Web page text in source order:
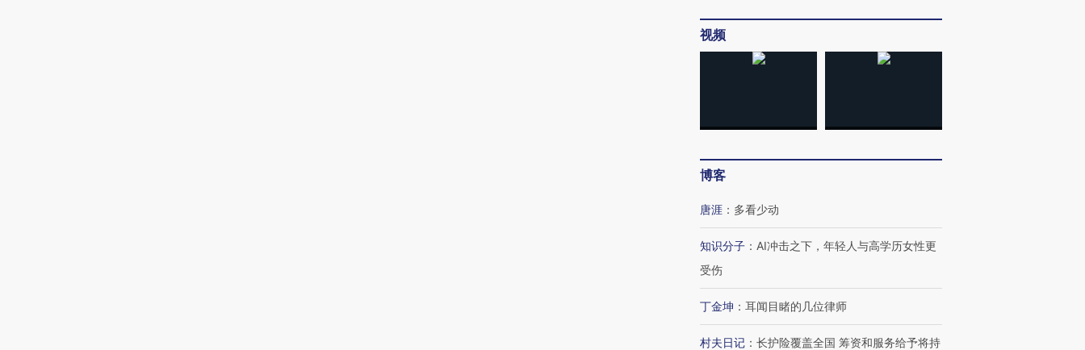
视频
博客
唐涯 ： 多看少动
知识分子 ： AI冲击之下，年轻人与高学历女性更
受伤
丁金坤 ： 耳闻目睹的几位律师
村夫日记 ： 长护险覆盖全国 筹资和服务给予将持